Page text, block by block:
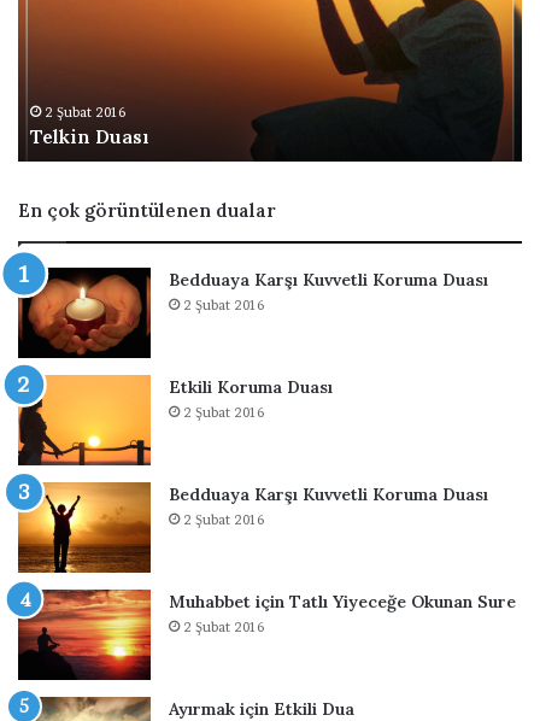
ı
2 Şubat 2016
Telkin Duası
En çok görüntülenen dualar
Bedduaya Karşı Kuvvetli Koruma Duası
2 Şubat 2016
Etkili Koruma Duası
2 Şubat 2016
Bedduaya Karşı Kuvvetli Koruma Duası
2 Şubat 2016
Muhabbet için Tatlı Yiyeceğe Okunan Sure
2 Şubat 2016
Ayırmak için Etkili Dua